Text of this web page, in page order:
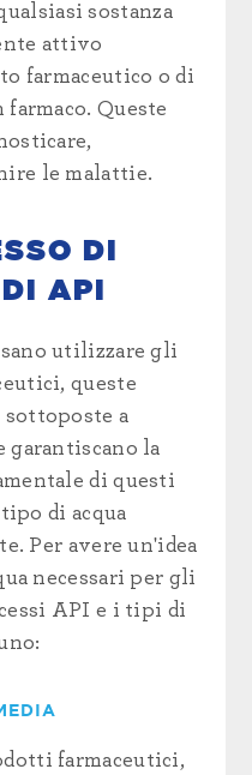
sostanza
attivo
farmaceutico o di
Queste
le malattie.
DI
API
utilizzare gli
queste
sottoposte a
garantiscano la
di questi
di acqua
Per avere un'idea
necessari per gli
API e i tipi di
farmaceutici,